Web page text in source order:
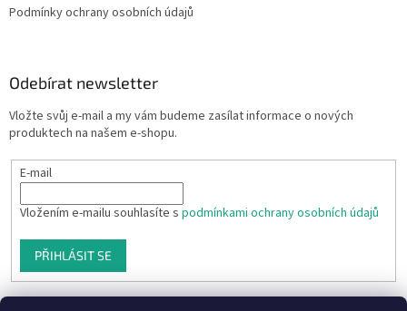
Podmínky ochrany osobních údajů
Odebírat newsletter
Vložte svůj e-mail a my vám budeme zasílat informace o nových
produktech na našem e-shopu.
E-mail
Vložením e-mailu souhlasíte s podmínkami ochrany osobních údajů
PŘIHLÁSIT SE